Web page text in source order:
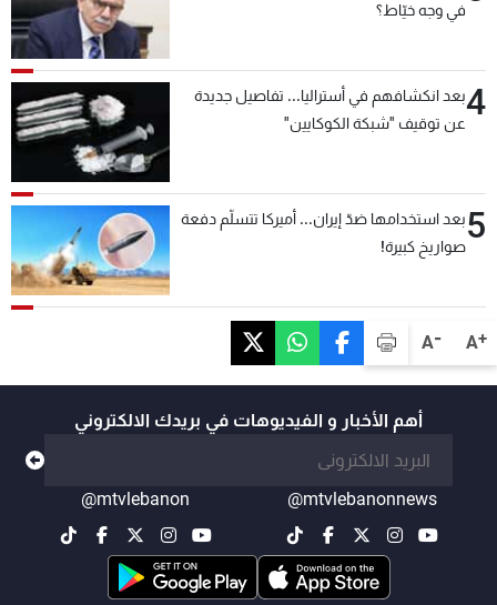
A+
A-
في وجه خيّاط؟
4بعد انكشافهم في أستراليا... تفاصيل جديدة
عن توقيف "شبكة الكوكايين"
5بعد استخدامها ضدّ إيران... أميركا تتسلّم دفعة
صواريخ كبيرة!
أهم الأخبار و الفيديوهات في بريدك الالكتروني
@mtvlebanonnews
@mtvlebanon